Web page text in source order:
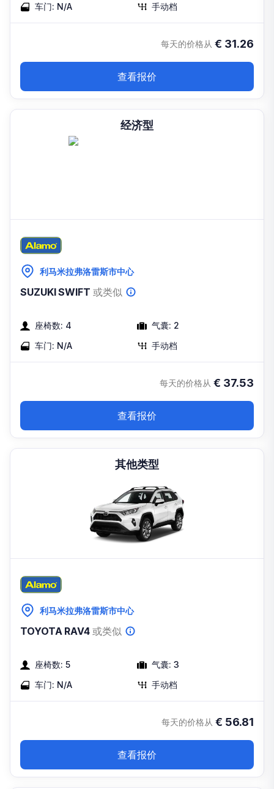
车门: N/A 手动档
每天的价格从 € 31.26
查看报价
经济型
利马米拉弗洛雷斯市中心
SUZUKI SWIFT 或类似
座椅数: 4 气囊: 2
车门: N/A 手动档
每天的价格从 € 37.53
查看报价
其他类型
利马米拉弗洛雷斯市中心
TOYOTA RAV4 或类似
座椅数: 5 气囊: 3
车门: N/A 手动档
每天的价格从 € 56.81
查看报价